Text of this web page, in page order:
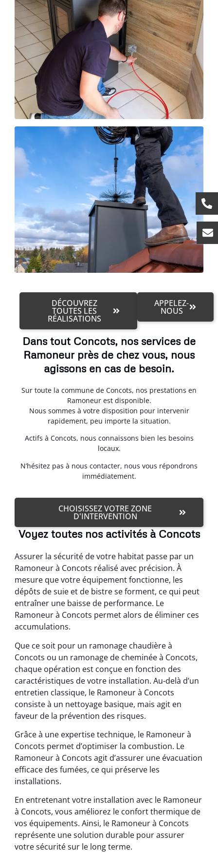
DÉCOUVREZ
TOUTES LES
RÉALISATIONS
APPELEZ-
NOUS
Dans tout Concots, nos services de
Ramoneur près de chez vous, nous
agissons en cas de besoin.
Sur toute la commune de Concots, nos prestations en
Ramoneur est disponible.
Nous sommes à votre disposition pour intervenir
rapidement, peu importe la situation.
Actifs à Concots, nous connaissons bien les besoins
locaux.
N’hésitez pas à nous contacter, nous vous répondrons
immédiatement.
CHOISISSEZ VOTRE ZONE
D'INTERVENTION
Voyez toutes nos activités à Concots
Assurer la sécurité de votre habitat passe par un
Ramoneur à Concots réalisé avec précision. À
mesure que votre équipement fonctionne, les
dépôts de suie et de bistre se forment, ce qui peut
entraîner une baisse de performance. Le
Ramoneur à Concots permet alors de éliminer ces
accumulations.
Que ce soit pour un ramonage chaudière à
Concots ou un ramonage de cheminée à Concots,
chaque opération est conçue en fonction des
caractéristiques de votre installation. Au-delà d’un
entretien classique, le Ramoneur à Concots
consiste à un nettoyage basique, mais agit en
faveur de la prévention des risques.
Grâce à une expertise technique, le Ramoneur à
Concots permet d’optimiser la combustion. Le
Ramoneur à Concots agit d’assurer une évacuation
efficace des fumées, ce qui préserve les
installations.
En entretenant votre installation avec le Ramoneur
à Concots, vous améliorez le confort thermique de
vos équipements. Ainsi, le Ramoneur à Concots
représente une solution durable pour assurer
votre sécurité sur le long terme.